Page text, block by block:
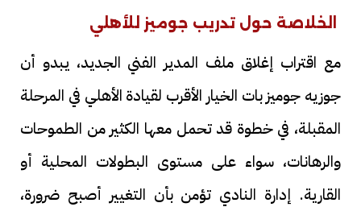
الخلاصة حول تدريب جوميز للأهلي
مع اقتراب إغلاق ملف المدير الفني الجديد، يبدو أن
جوزيه جوميز بات الخيار الأقرب لقيادة الأهلي في المرحلة
المقبلة، في خطوة قد تحمل معها الكثير من الطموحات
والرهانات، سواء على مستوى البطولات المحلية أو
القارية. إدارة النادي تؤمن بأن التغيير أصبح ضرورة،